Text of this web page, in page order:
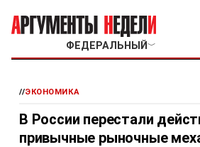
ФЕДЕРАЛЬНЫЙ ﹀
//ЭКОНОМИКА
В России перестали
привычные рыночные